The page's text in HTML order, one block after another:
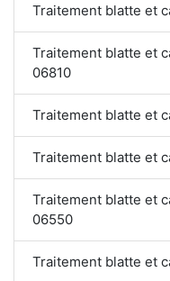
Traitement blatte et
Traitement blatte et
06810
Traitement blatte et
Traitement blatte et
Traitement blatte et
06550
Traitement blatte et